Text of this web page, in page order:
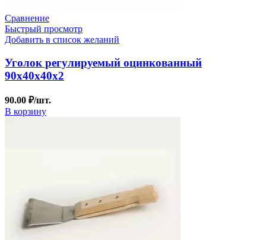
Сравнение
Быстрый просмотр
Добавить в список желаний
Уголок регулируемый оцинкованный
90х40х40х2
90.00 ₽/шт.
В корзину